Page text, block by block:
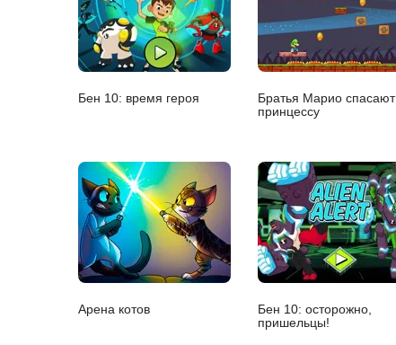
Бен 10: время героя
Братья Марио спасают
принцессу
Арена котов
Бен 10: осторожно,
пришельцы!